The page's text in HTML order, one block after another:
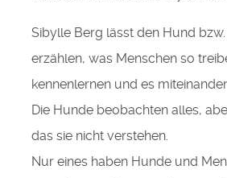
Sibylle Berg lässt den Hund
erzählen, was Menschen so
kennenlernen und es
Die Hunde beobachten alles,
das sie nicht verstehen.
Nur eines haben Hunde und